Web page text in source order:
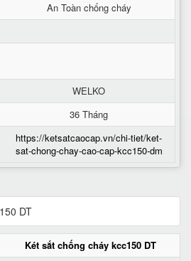
An Toàn chống cháy
WELKO
36 Tháng
https://ketsatcaocap.vn/chi-tiet/ket-
sat-chong-chay-cao-cap-kcc150-dm
Két sắt chống cháy kcc150 DT